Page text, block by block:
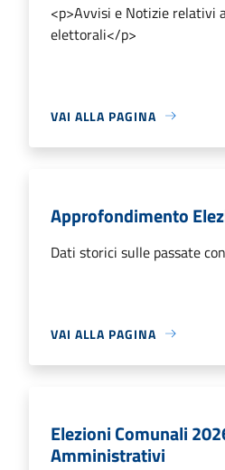
<p>Avvisi e Notizie relativi
elettorali</p>
VAI ALLA PAGINA
Approfondimento
Dati storici sulle passate
VAI ALLA PAGINA
Elezioni Comunali
Amministrativi